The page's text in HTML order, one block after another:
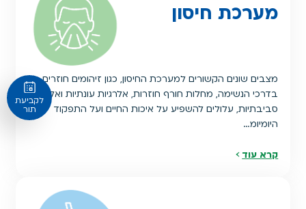
לקביעת
תור
מערכת חיסון
מצבים שונים הקשורים למערכת החיסון, כגון זיהומים חוזרים
בדרכי הנשימה, מחלות חורף חוזרות, אלרגיות עונתיות ואלרגיות
סביבתיות, עלולים להשפיע על איכות החיים ועל התפקוד
היומיומ…
קרא עוד